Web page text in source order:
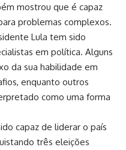
mostrou que é capaz
problemas complexos.
Lula tem sido
em política. Alguns
da sua habilidade em
enquanto outros
como uma forma
capaz de liderar o país
três eleições